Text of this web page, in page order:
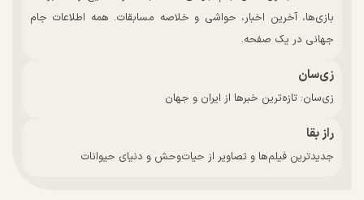
بازی‌ها، آخرین اخبار، حواشی و خلاصه مسابقات. همه اطلاعات جام
جهانی در یک صفحه.
زی‌سان
زی‌سان: تازه‌ترین خبرها از ایران و جهان
راز بقا
جدیدترین فیلم‌ها و تصاویر از حیات‌وحش و دنیای حیوانات